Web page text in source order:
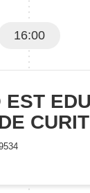
16:00
EST